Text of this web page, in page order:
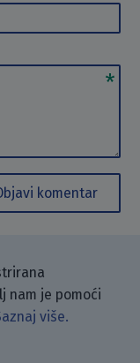
komentar
nam je pomoći
više.
koristeći
putem